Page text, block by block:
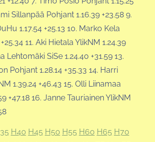
Sillanpää Pohjant 1.16.39 +23.58 9.
1.17.54 +25.13 10. Marko Kela
11. Aki Hietala YlikNM 1.24.39
Lehtomäki SiSe 1.24.40 +31.59 13.
Pohjant 1.28.14 +35.33 14. Harri
1.39.24 +46.43 15. Olli Liinamaa
+47.18 16. Janne Tauriainen YlikNM
H40 H45 H50 H55 H60 H65 H70